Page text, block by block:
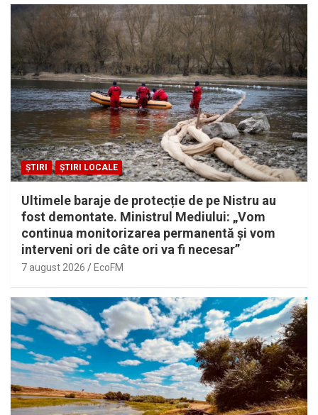
ȘTIRI ȘTIRI LOCALE
Ultimele baraje de protecție de pe Nistru au
fost demontate. Ministrul Mediului: „Vom
continua monitorizarea permanentă și vom
interveni ori de câte ori va fi necesar”
7 august 2026 EcoFM